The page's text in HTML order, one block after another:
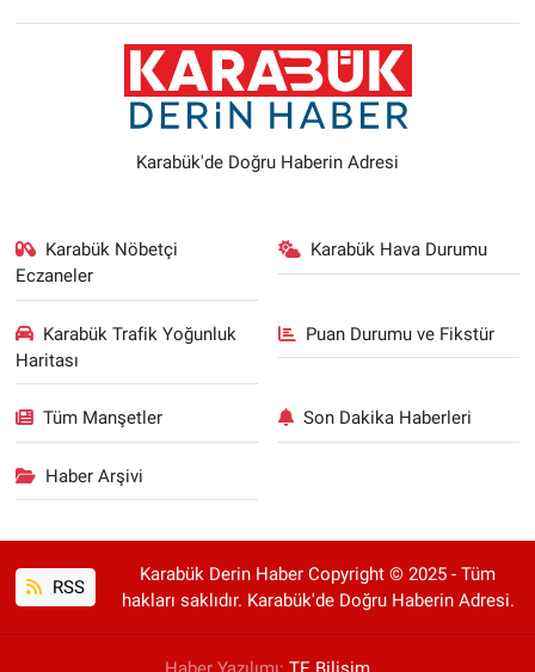
Karabük'de Doğru Haberin Adresi
Karabük Nöbetçi
Eczaneler
Karabük Hava Durumu
Karabük Trafik Yoğunluk
Haritası
Puan Durumu ve Fikstür
Tüm Manşetler Son Dakika Haberleri
Haber Arşivi
RSS
Karabük Derin Haber Copyright © 2025 - Tüm
hakları saklıdır. Karabük'de Doğru Haberin Adresi.